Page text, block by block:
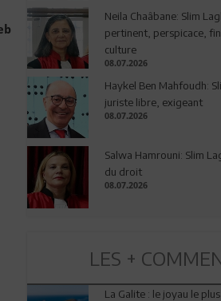
Neila Chaâbane: Slim
pertinent, perspicace,
culture
08.07.2026
Haykel Ben Mahfoudh:
juriste libre, exigeant
08.07.2026
Salwa Hamrouni: Slim
du droit
08.07.2026
LES +
La Galite : le joyau le